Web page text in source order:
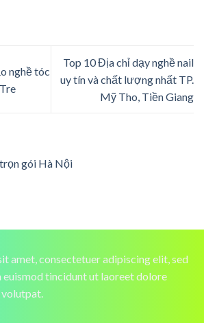
nghề tóc
Top 10 Địa chỉ dạy nghề nail
uy tín và chất lượng nhất TP.
Mỹ Tho, Tiền Giang
gói Hà Nội
amet, consectetuer adipiscing elit, sed
euismod tincidunt ut laoreet dolore
volutpat.